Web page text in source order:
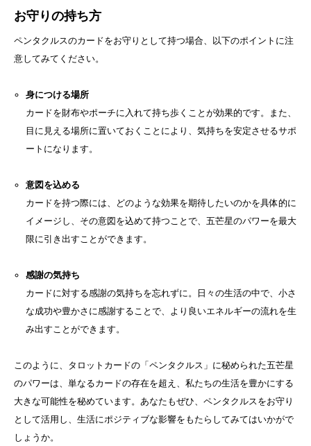
お守りの持ち方
ペンタクルスのカードをお守りとして持つ場合、以下のポイントに注
意してみてください。
身につける場所
カードを財布やポーチに入れて持ち歩くことが効果的です。また、
目に見える場所に置いておくことにより、気持ちを安定させるサポ
ートになります。
意図を込める
カードを持つ際には、どのような効果を期待したいのかを具体的に
イメージし、その意図を込めて持つことで、五芒星のパワーを最大
限に引き出すことができます。
感謝の気持ち
カードに対する感謝の気持ちを忘れずに。日々の生活の中で、小さ
な成功や豊かさに感謝することで、より良いエネルギーの流れを生
み出すことができます。
このように、タロットカードの「ペンタクルス」に秘められた五芒星
のパワーは、単なるカードの存在を超え、私たちの生活を豊かにする
大きな可能性を秘めています。あなたもぜひ、ペンタクルスをお守り
として活用し、生活にポジティブな影響をもたらしてみてはいかがで
しょうか。